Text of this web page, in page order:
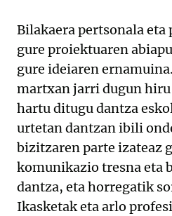
Bilakaera pertsonala
gure proiektuaren
gure ideiaren
martxan jarri dugun
hartu ditugu dantza
urtetan dantzan ibili
bizitzaren parte izateaz
komunikazio tresna eta
dantza, eta horregatik
Ikasketak eta arlo